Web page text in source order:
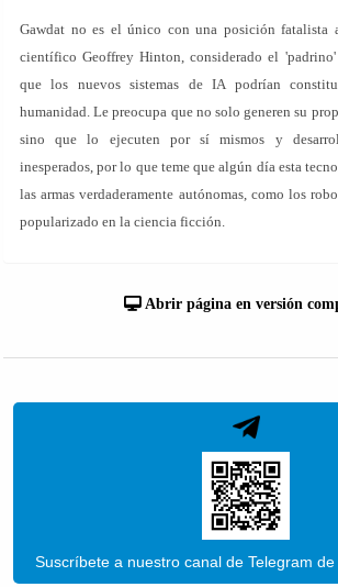
Gawdat no es el único con una posición fatalista
científico Geoffrey Hinton, considerado el
que los nuevos sistemas de IA podrían
humanidad. Le preocupa que no solo generen su
sino que lo ejecuten por sí mismos y
inesperados, por lo que teme que algún día esta
las armas verdaderamente autónomas, como los
popularizado en la ciencia ficción.
Abrir página en versión
Suscríbete a nuestro canal de Telegram